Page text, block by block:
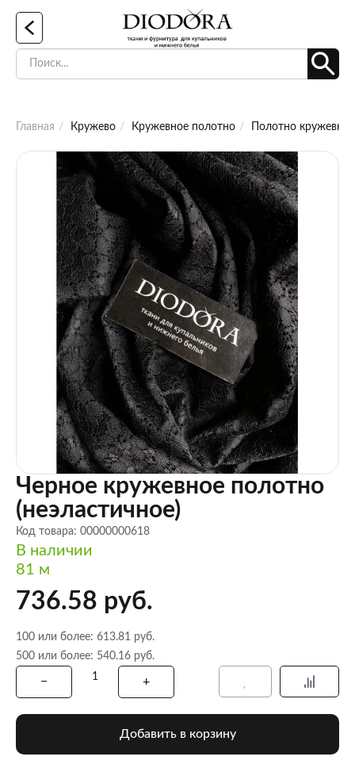
Главная Кружево Кружевное полотно Полотно
Черное кружевное полотно
(неэластичное)
Код товара: 00000000618
В наличии
81 м
736.58 руб.
100 или более: 613.81 руб.
500 или более: 540.16 руб.
Добавить в корзину